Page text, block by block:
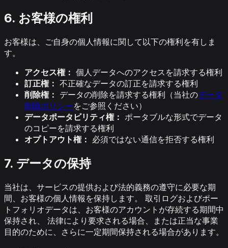
6. お客様の権利
お客様は、ご自身の個人情報に関して以下の権利を有しま
す。
アクセス権： 個人データへのアクセスを請求する権利
訂正権： 不正確なデータの訂正を請求する権利
削除権： データの削除を請求する権利（当社のデータ
削除ポリシーをご参照ください）
データポータビリティ権： ポータブルな形式でデータ
のコピーを請求する権利
オプトアウト権： 必須ではない通信を拒否する権利
7. データの保持
当社は、サービスの提供および法的義務の遵守に必要な期
間、お客様の個人情報を保持します。 取引ログおよびポー
トフォリオデータは、お客様のアカウントが存続する期間中
保持され、 法律により要求される場合、または正当な事業
目的のために、さらに一定期間保持される場合があります。